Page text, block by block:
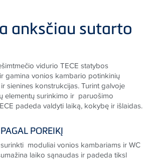
anksčiau sutarto
vidurio TECE statybos
gamina vonios kambario potinkinių
sienines konstrukcijas. Turint galvoje
elementų surinkimo ir paruošimo
padeda valdyti laiką, kokybę ir išlaidas.
POREIKĮ
moduliai vonios kambariams ir WC
laiko sąnaudas ir padeda tiksl